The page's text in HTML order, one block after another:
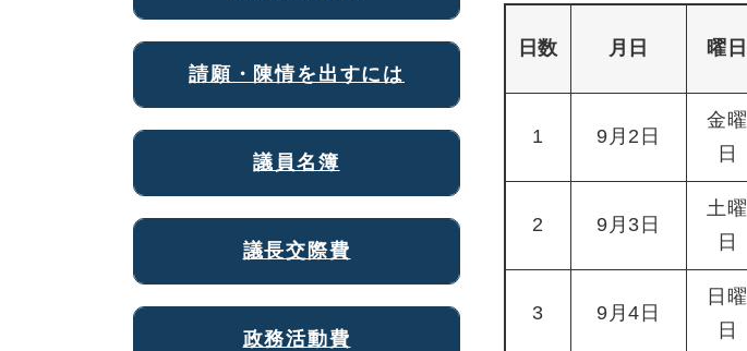
日数 月日 曜日
1 9月2日
金曜
日
2 9月3日
土曜
日
3 9月4日
日曜
日
請願・陳情を出すには
議員名簿
議長交際費
政務活動費